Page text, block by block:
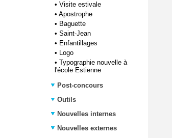
• Visite estivale
• Apostrophe
• Baguette
• Saint-Jean
• Enfantillages
• Logo
• Typographie nouvelle à
l'école Estienne
Post-concours
Outils
Nouvelles internes
Nouvelles externes